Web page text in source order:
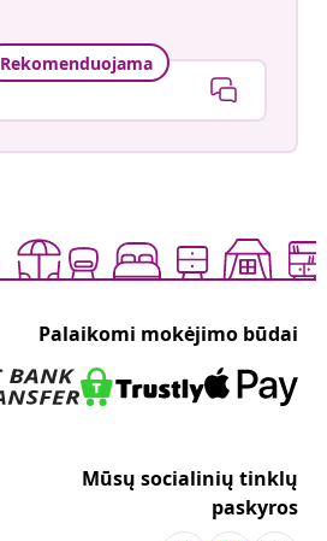
Rekomenduojama
Palaikomi mokėjimo būdai
Mūsų socialinių tinklų
paskyros